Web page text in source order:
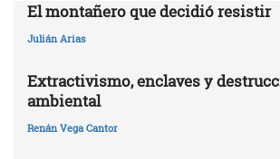
El montañero que decidió resistir
Julián Arias
Extractivismo, enclaves y
ambiental
Renán Vega Cantor